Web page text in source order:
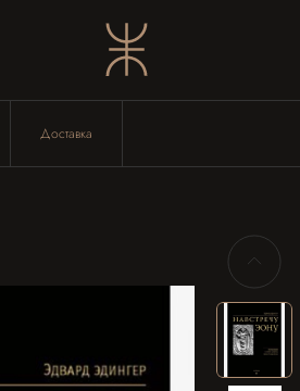
Доставка